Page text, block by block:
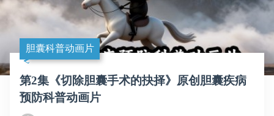
胆囊科普动画片
第2集《切除胆囊手术的抉择》原创胆囊疾病
预防科普动画片